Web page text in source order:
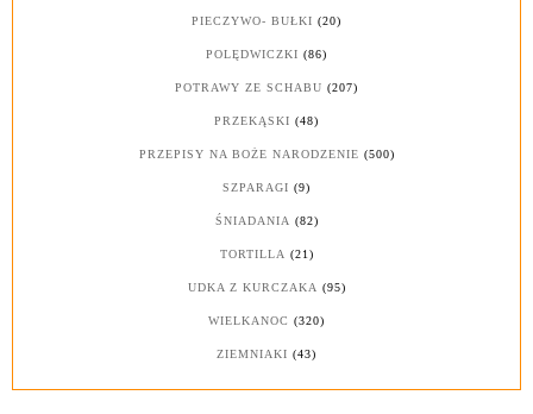
PIECZYWO- BUŁKI (20)
POLĘDWICZKI (86)
POTRAWY ZE SCHABU (207)
PRZEKĄSKI (48)
PRZEPISY NA BOŻE NARODZENIE (500)
SZPARAGI (9)
ŚNIADANIA (82)
TORTILLA (21)
UDKA Z KURCZAKA (95)
WIELKANOC (320)
ZIEMNIAKI (43)